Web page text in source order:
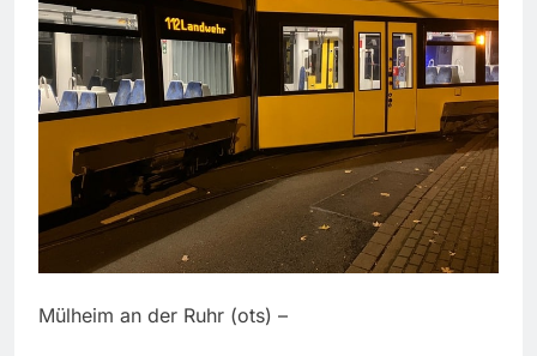
Mülheim an der Ruhr (ots) –